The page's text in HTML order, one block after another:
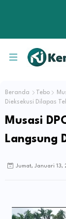
Beranda Tebo
Dieksekusi Dilapas
Musasi
Langsung
Jumat, Januari 13,